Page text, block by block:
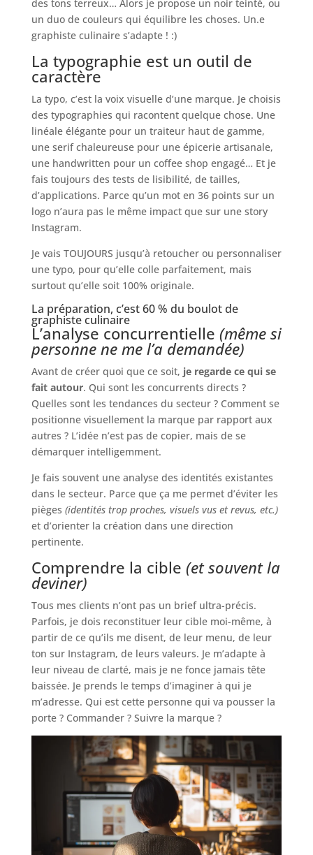
des tons terreux… Alors je propose un noir teinté, ou
un duo de couleurs qui équilibre les choses. Un.e
graphiste culinaire s’adapte ! :)
La typographie est un outil de
caractère
La typo, c’est la voix visuelle d’une marque. Je choisis
des typographies qui racontent quelque chose. Une
linéale élégante pour un traiteur haut de gamme,
une serif chaleureuse pour une épicerie artisanale,
une handwritten pour un coffee shop engagé… Et je
fais toujours des tests de lisibilité, de tailles,
d’applications. Parce qu’un mot en 36 points sur un
logo n’aura pas le même impact que sur une story
Instagram.
Je vais TOUJOURS jusqu’à retoucher ou personnaliser
une typo, pour qu’elle colle parfaitement, mais
surtout qu’elle soit 100% originale.
La préparation, c’est 60 % du boulot de
graphiste culinaire
L’analyse concurrentielle (même si
personne ne me l’a demandée)
Avant de créer quoi que ce soit, je regarde ce qui se
fait autour. Qui sont les concurrents directs ?
Quelles sont les tendances du secteur ? Comment se
positionne visuellement la marque par rapport aux
autres ? L’idée n’est pas de copier, mais de se
démarquer intelligemment.
Je fais souvent une analyse des identités existantes
dans le secteur. Parce que ça me permet d’éviter les
pièges (identités trop proches, visuels vus et revus, etc.)
et d’orienter la création dans une direction
pertinente.
Comprendre la cible (et souvent la
deviner)
Tous mes clients n’ont pas un brief ultra-précis.
Parfois, je dois reconstituer leur cible moi-même, à
partir de ce qu’ils me disent, de leur menu, de leur
ton sur Instagram, de leurs valeurs. Je m’adapte à
leur niveau de clarté, mais je ne fonce jamais tête
baissée. Je prends le temps d’imaginer à qui je
m’adresse. Qui est cette personne qui va pousser la
porte ? Commander ? Suivre la marque ?